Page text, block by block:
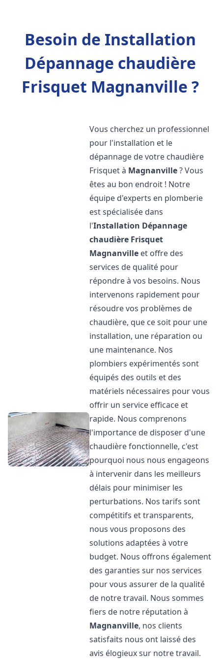
Besoin de Installation
Dépannage chaudière
Frisquet Magnanville ?
Vous cherchez un professionnel
pour l'installation et le
dépannage de votre chaudière
Frisquet à Magnanville? Vous
êtes au bon endroit ! Notre
équipe d'experts en plomberie
est spécialisée dans
l'Installation Dépannage
chaudière Frisquet
Magnanville et offre des
services de qualité pour
répondre à vos besoins. Nous
intervenons rapidement pour
résoudre vos problèmes de
chaudière, que ce soit pour une
installation, une réparation ou
une maintenance. Nos
plombiers expérimentés sont
équipés des outils et des
matériels nécessaires pour vous
offrir un service efficace et
rapide. Nous comprenons
l'importance de disposer d'une
chaudière fonctionnelle, c'est
pourquoi nous nous engageons
à intervenir dans les meilleurs
délais pour minimiser les
perturbations. Nos tarifs sont
compétitifs et transparents,
nous vous proposons des
solutions adaptées à votre
budget. Nous offrons également
des garanties sur nos services
pour vous assurer de la qualité
de notre travail. Nous sommes
fiers de notre réputation à
Magnanville, nos clients
satisfaits nous ont laissé des
avis élogieux sur notre travail.